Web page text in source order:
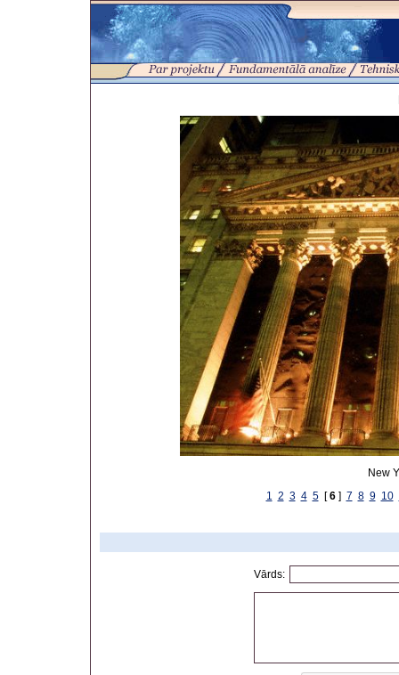
New
1 2 3 4 5[6] 7 8 9 10
Vārds: